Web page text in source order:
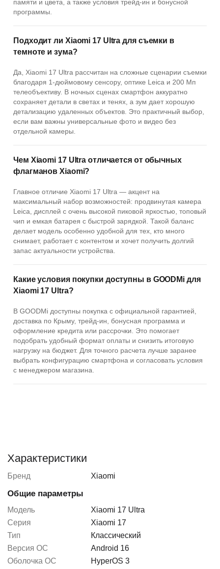
памяти и цвета, а также условия трейд-ин и бонусной
программы.
Подходит ли Xiaomi 17 Ultra для съемки в
темноте и зума?
Да, Xiaomi 17 Ultra рассчитан на сложные сценарии съемки
благодаря 1-дюймовому сенсору, оптике Leica и 200 Мп
телеобъективу. В ночных сценах смартфон аккуратно
сохраняет детали в светах и тенях, а зум дает хорошую
детализацию удаленных объектов. Это практичный выбор,
если вам важны универсальные фото и видео без
отдельной камеры.
Чем Xiaomi 17 Ultra отличается от обычных
флагманов Xiaomi?
Главное отличие Xiaomi 17 Ultra — акцент на
максимальный набор возможностей: продвинутая камера
Leica, дисплей с очень высокой пиковой яркостью, топовый
чип и емкая батарея с быстрой зарядкой. Такой баланс
делает модель особенно удобной для тех, кто много
снимает, работает с контентом и хочет получить долгий
запас актуальности устройства.
Какие условия покупки доступны в GOODMi для
Xiaomi 17 Ultra?
В GOODMi доступны покупка с официальной гарантией,
доставка по Крыму, трейд-ин, бонусная программа и
оформление кредита или рассрочки. Это помогает
подобрать удобный формат оплаты и снизить итоговую
нагрузку на бюджет. Для точного расчета лучше заранее
выбрать конфигурацию смартфона и согласовать условия
с менеджером магазина.
Характеристики
Бренд Xiaomi
Общие параметры
Модель
Xiaomi 17 Ultra
Серия
Xiaomi 17
Тип
Классический
Версия ОС
Android 16
Оболочка ОС
HyperOS 3